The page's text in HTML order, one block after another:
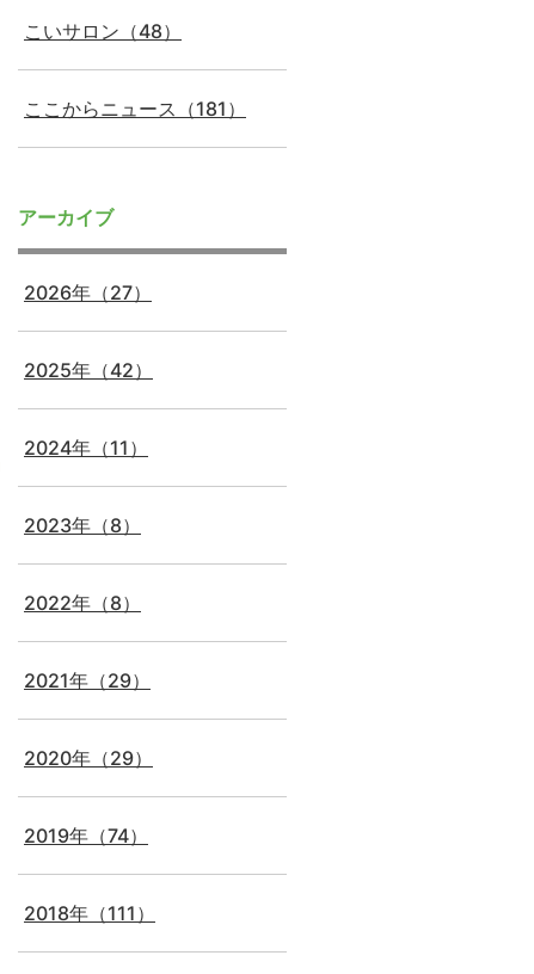
こいサロン（48）
ここからニュース（181）
アーカイブ
2026年（27）
2025年（42）
2024年（11）
2023年（8）
2022年（8）
2021年（29）
2020年（29）
2019年（74）
2018年（111）